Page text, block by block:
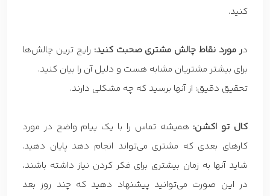
کنید.
در مورد نقاط چالش مشتری صحبت کنید: رایج ترین چالش‌ها
برای بیشتر مشتریان مشابه هست و دلیل آن را بیان کنید.
تحقیق دقیق: از آنها برسید که چه مشکلی دارند.
کال تو اکشن: همیشه تماس را با یک پیام واضح در مورد
کارهای بعدی که مشتری می‌تواند انجام دهد پایان دهید.
شاید آنها به زمان بیشتری برای فکر کردن نیاز داشته باشند،
در این صورت می‌توانید پیشنهاد دهید که چند روز بعد